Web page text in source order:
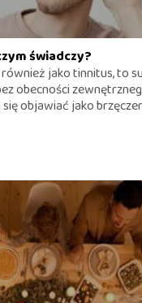
świadczy?
również jako tinnitus, to
obecności
objawiać jako